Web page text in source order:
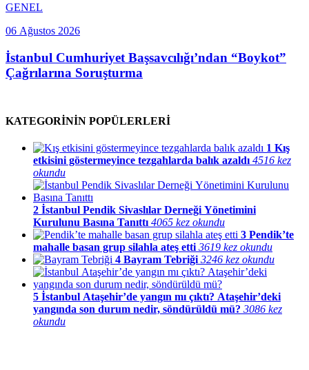
GENEL
06 Ağustos 2026
İstanbul Cumhuriyet Başsavcılığı’ndan “Boykot”
Çağrılarına Soruşturma
KATEGORİNİN POPÜLERLERİ
1 Kış
etkisini göstermeyince tezgahlarda balık azaldı 4516 kez
okundu
2 İstanbul Pendik Sivaslılar Derneği Yönetimini
Kurulunu Basına Tanıttı 4065 kez okundu
3 Pendik’te
mahalle basan grup silahla ateş etti 3619 kez okundu
4 Bayram Tebriği 3246 kez okundu
5 İstanbul Ataşehir’de yangın mı çıktı? Ataşehir’deki
yangında son durum nedir, söndürüldü mü? 3086 kez
okundu